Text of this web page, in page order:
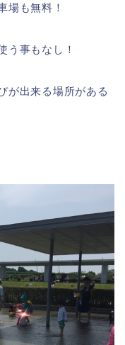
場も無料！
う事もなし！
が出来る場所がある